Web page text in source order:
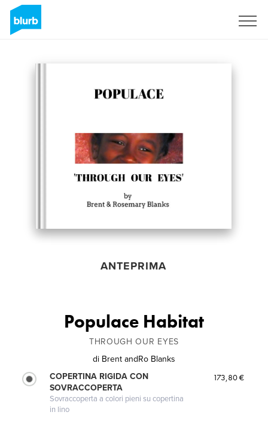
ANTEPRIMA
Populace Habitat
THROUGH OUR EYES
di Brent andRo Blanks
COPERTINA RIGIDA CON
SOVRACCOPERTA
Sovraccoperta a colori pieni su copertina
in lino
173,80 €